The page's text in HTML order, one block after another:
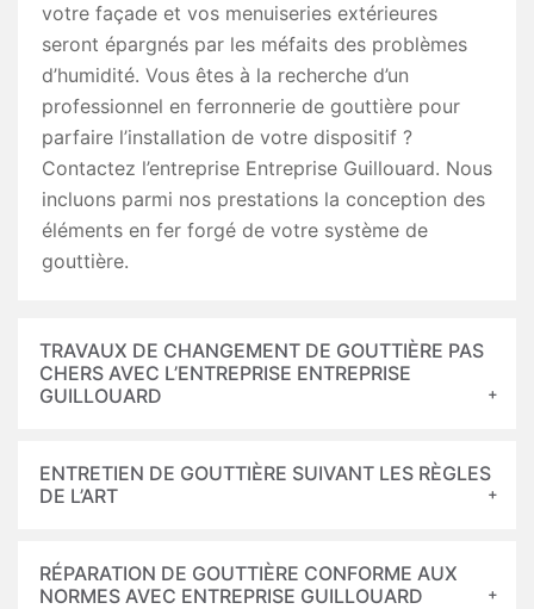
votre façade et vos menuiseries extérieures
seront épargnés par les méfaits des problèmes
d’humidité. Vous êtes à la recherche d’un
professionnel en ferronnerie de gouttière pour
parfaire l’installation de votre dispositif ?
Contactez l’entreprise Entreprise Guillouard. Nous
incluons parmi nos prestations la conception des
éléments en fer forgé de votre système de
gouttière.
TRAVAUX DE CHANGEMENT DE GOUTTIÈRE PAS
CHERS AVEC L’ENTREPRISE ENTREPRISE
GUILLOUARD
ENTRETIEN DE GOUTTIÈRE SUIVANT LES RÈGLES
DE L’ART
RÉPARATION DE GOUTTIÈRE CONFORME AUX
NORMES AVEC ENTREPRISE GUILLOUARD